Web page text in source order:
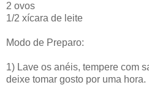
2 ovos
1/2 xícara de leite
Modo de Preparo:
1) Lave os anéis, tempere com
deixe tomar gosto por uma hora.